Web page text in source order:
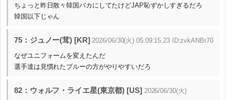
ちょっと昨日散々韓国バカにしてたけどJAP恥ずかしすぎるだろ
韓国以下じゃん
75：ジュノー(茸) [KR] 2026/06/30(火) 05:09:15.23 ID:zvkANBr70
なぜユニフォームを変えたんだ
選手達は見慣れたブルーの方がやりやすいだろ
82：ウォルフ・ライエ星(東京都) [US] 2026/06/30(火)